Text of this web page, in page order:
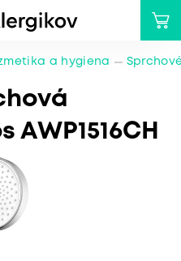
a hygiena